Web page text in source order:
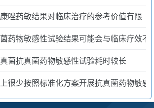
唑药敏结果对临床治疗的参考价值有限
药物敏感性试验结果可能会与临床疗效不
菌抗真菌药物敏感性试验耗时较长
很少按照标准化方案开展抗真菌药物敏感